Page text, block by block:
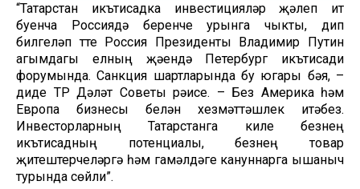
“Татарстан икътисадка инвестицияләр җәлеп итү
буенча Россиядә беренче урынга чыкты, дип
билгеләп үтте Россия Президенты Владимир Путин
агымдагы елның җәендә Петербург икътисади
форумында. Санкция шартларында бу югары бәя, –
диде ТР Дәүләт Советы рәисе. – Без Америка һәм
Европа бизнесы белән хезмәттәшлек итәбез.
Инвесторларның Татарстанга килүе безнең
икътисадның потенциалы, безнең товар
җитештерүчеләргә һәм гамәлдәге кануннарга ышаныч
турында сөйли”.